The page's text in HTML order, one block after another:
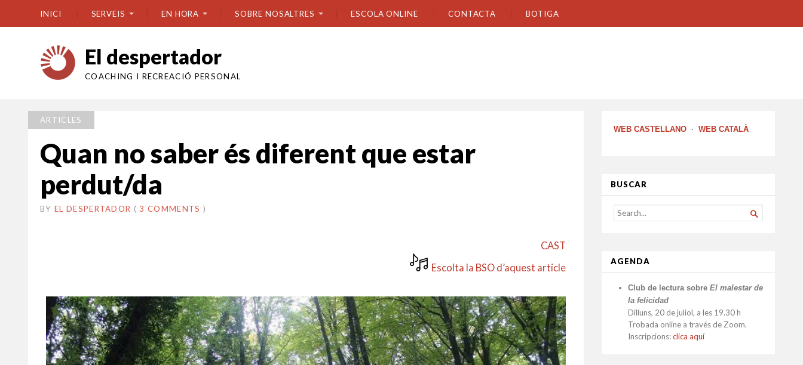
INICI SERVEIS EN HORA SOBRE NOSALTRES ESCOLA ONLINE CONTACTA BOTIGA
El despertador
COACHING I RECREACIÓ PERSONAL
ARTICLES
Quan no saber és diferent que estar
perdut/da
BY EL DESPERTADOR ON
9
•(3 COMMENTS )
CAST
Escolta la BSO d’aquest article
WEB CASTELLANO · WEB CATALÀ
BUSCAR
SEARCH
FOR...

AGENDA
Club de lectura sobre El malestar de
la felicidad
Dilluns, 20 de juliol, a les 19.30 h
Trobada online a través de Zoom.
Inscripcions:clica aquí